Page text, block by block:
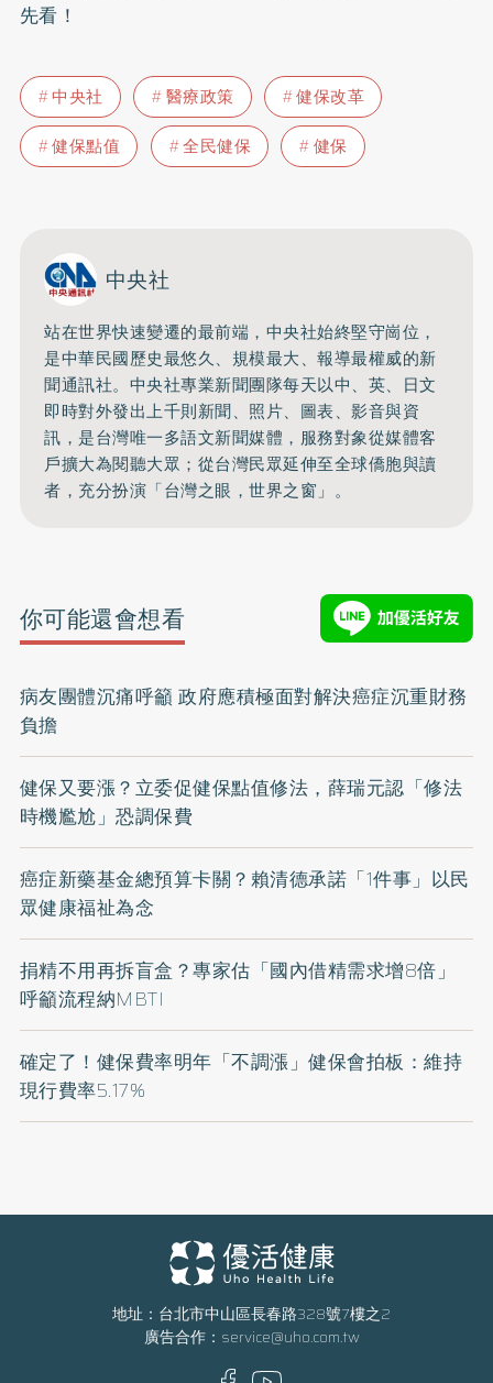
先看！
中央社 醫療政策
健保改革
健保點值
全民健保 健保
中央社
站在世界快速變遷的最前端，中央社始終堅守崗位，
是中華民國歷史最悠久、規模最大、報導最權威的新
聞通訊社。中央社專業新聞團隊每天以中、英、日文
即時對外發出上千則新聞、照片、圖表、影音與資
訊，是台灣唯一多語文新聞媒體，服務對象從媒體客
戶擴大為閱聽大眾；從台灣民眾延伸至全球僑胞與讀
者，充分扮演「台灣之眼，世界之窗」。
你可能還會想看
病友團體沉痛呼籲 政府應積極面對解決癌症沉重財務
負擔
健保又要漲？立委促健保點值修法，薛瑞元認「修法
時機尷尬」恐調保費
癌症新藥基金總預算卡關？賴清德承諾「1件事」以民
眾健康福祉為念
捐精不用再拆盲盒？專家估「國內借精需求增8倍」
呼籲流程納MBTI
確定了！健保費率明年「不調漲」健保會拍板：維持
現行費率5.17%
地址：台北市中山區長春路328號7樓之2
廣告合作： service@uho.com.tw